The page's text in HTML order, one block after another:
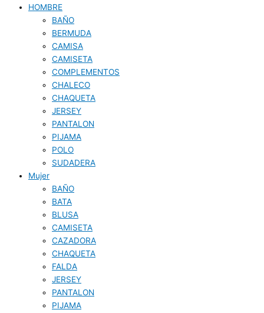
HOMBRE
BAÑO
BERMUDA
CAMISA
CAMISETA
COMPLEMENTOS
CHALECO
CHAQUETA
JERSEY
PANTALON
PIJAMA
POLO
SUDADERA
Mujer
BAÑO
BATA
BLUSA
CAMISETA
CAZADORA
CHAQUETA
FALDA
JERSEY
PANTALON
PIJAMA